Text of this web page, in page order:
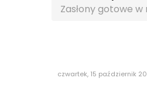
Zasłony gotowe
czwartek, 15 październik